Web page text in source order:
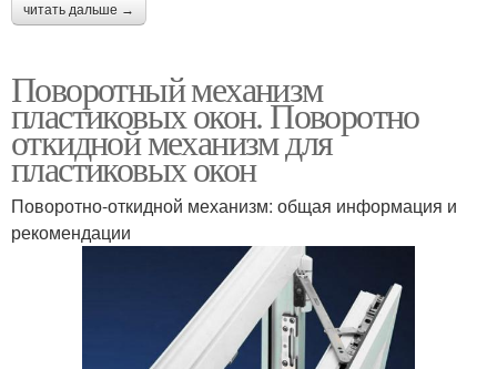
читать дальше →
Поворотный механизм
пластиковых окон. Поворотно
откидной механизм для
пластиковых окон
Поворотно-откидной механизм: общая информация и
рекомендации